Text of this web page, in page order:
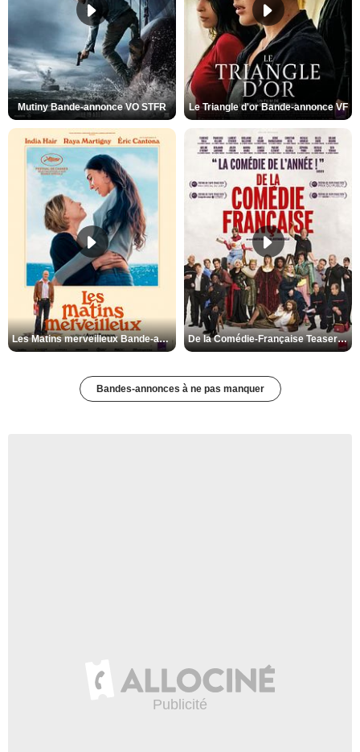
Mutiny Bande-annonce VO STFR Le Triangle d'or Bande-annonce VF
Les Matins merveilleux Bande-annonce VF De la Comédie-Française Teaser VF
Bandes-annonces à ne pas manquer